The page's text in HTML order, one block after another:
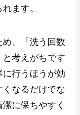
ます。
め、「洗う回数
考えがちです
行うほうが効
なるだけでな
に保ちやすく